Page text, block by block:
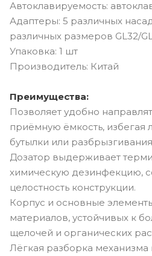
Автоклавируемость:
Адаптеры: 5 различных
различных размеров GL32/
Упаковка: 1 шт
Производитель: Китай
Преимущества:
Позволяет удобно
приёмную ёмкость,
бутылки или
Дозатор выдерживает
химическую дезинфекцию,
целостность конструкции.
Корпус и основные
материалов, устойчивых к
щелочей и органических
Лёгкая разборка механизма